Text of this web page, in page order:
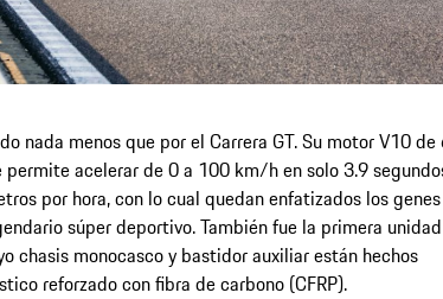
nada menos que por el Carrera GT. Su motor V10
acelerar de 0 a 100 km/h en solo 3.9
por hora, con lo cual quedan enfatizados los
súper deportivo. También fue la primera
chasis monocasco y bastidor auxiliar están hechos
reforzado con fibra de carbono (CFRP).